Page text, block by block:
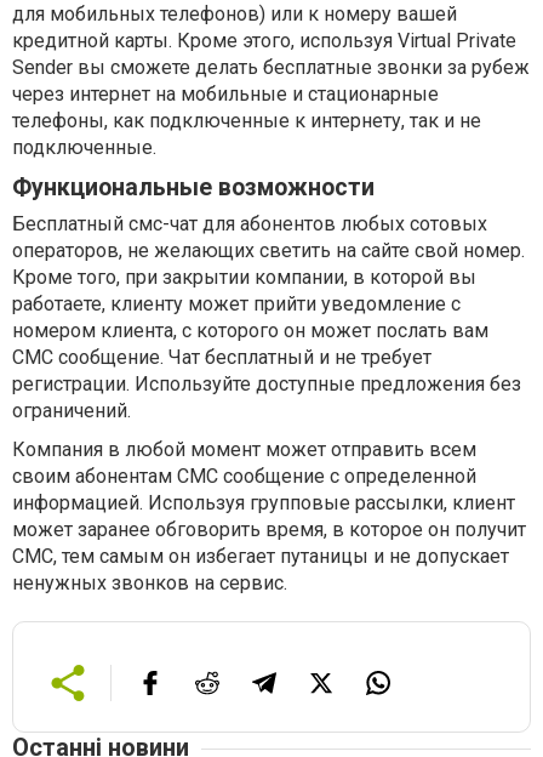
для мобильных телефонов) или к номеру вашей
кредитной карты. Кроме этого, используя Virtual Private
Sender вы сможете делать бесплатные звонки за рубеж
через интернет на мобильные и стационарные
телефоны, как подключенные к интернету, так и не
подключенные.
Функциональные возможности
Бесплатный смс-чат для абонентов любых сотовых
операторов, не желающих светить на сайте свой номер.
Кроме того, при закрытии компании, в которой вы
работаете, клиенту может прийти уведомление с
номером клиента, с которого он может послать вам
СМС сообщение. Чат бесплатный и не требует
регистрации. Используйте доступные предложения без
ограничений.
Компания в любой момент может отправить всем
своим абонентам СМС сообщение с определенной
информацией. Используя групповые рассылки, клиент
может заранее обговорить время, в которое он получит
СМС, тем самым он избегает путаницы и не допускает
ненужных звонков на сервис.
Останні новини